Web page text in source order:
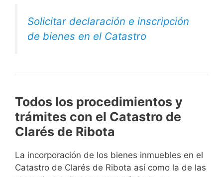
Solicitar declaración e inscripción
de bienes en el Catastro
Todos los procedimientos y
trámites con el Catastro de
Clarés de Ribota
La incorporación de los bienes inmuebles en el
Catastro de Clarés de Ribota así como la de las